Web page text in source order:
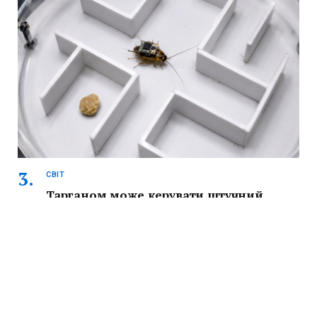
СВІТ
Тарганом може керувати штучний